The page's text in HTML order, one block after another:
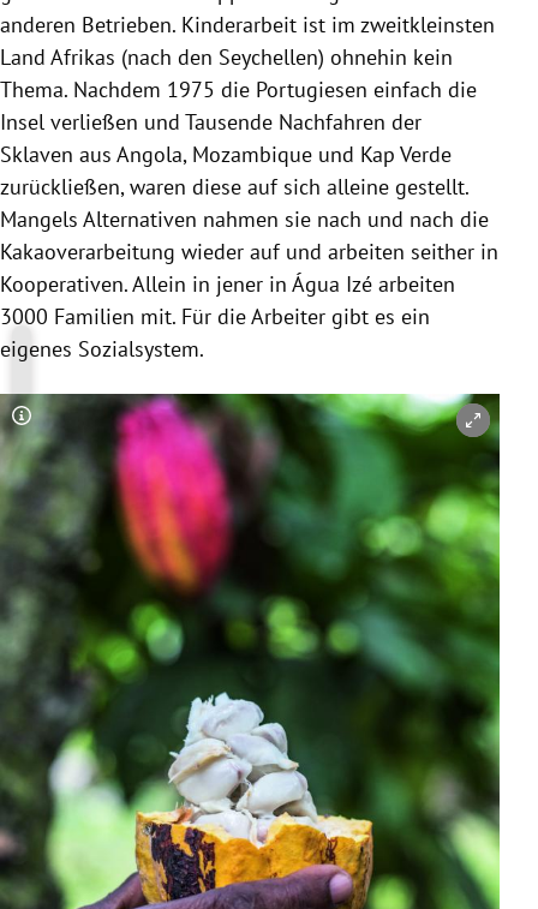
anderen Betrieben. Kinderarbeit ist im zweitkleinsten
Land Afrikas (nach den Seychellen) ohnehin kein
Thema. Nachdem 1975 die Portugiesen einfach die
Insel verließen und Tausende Nachfahren der
Sklaven aus Angola, Mozambique und Kap Verde
zurückließen, waren diese auf sich alleine gestellt.
Mangels Alternativen nahmen sie nach und nach die
Kakaoverarbeitung wieder auf und arbeiten seither in
Kooperativen. Allein in jener in Água Izé arbeiten
3000 Familien mit. Für die Arbeiter gibt es ein
eigenes Sozialsystem.
Copyright-Hinweis öffnen/schließen